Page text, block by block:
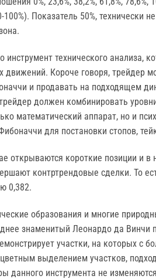
Показатель 50%,
инструмент технического анализа,
движений. Короче говоря, трейдер
и продавать на подходящем
должен комбинировать
математический аппарат, но и
для постановки стопов,
открываются короткие позиции и
контртрендовые сделки. То
0,382.
образования и многие
знаменитый Леонардо да Винчи
участки, на которых с
выделением участков,
данного инструмента не